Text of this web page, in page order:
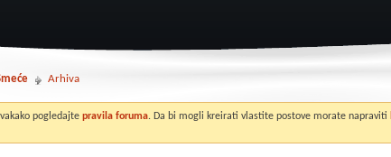
Arhiva
pogledajte pravila foruma. Da bi mogli kreirati vlastite postove morate napraviti